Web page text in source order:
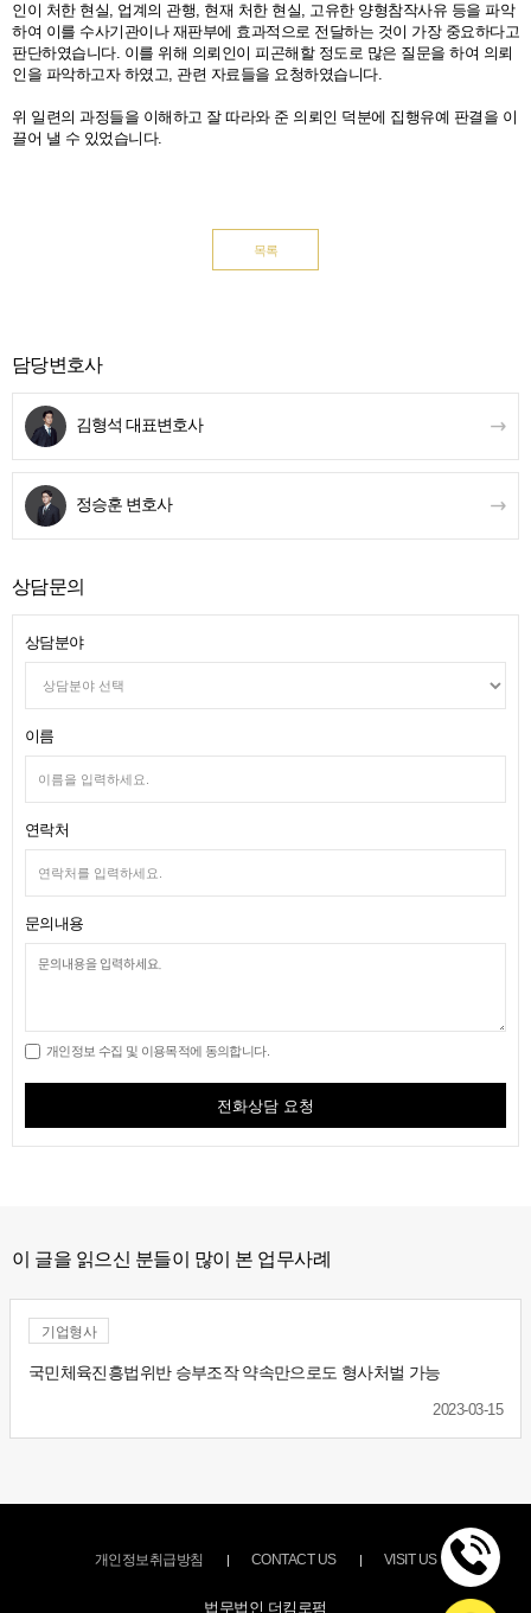
인이 처한 현실, 업계의 관행, 현재 처한 현실, 고유한 양형참작사유 등을 파악
하여 이를 수사기관이나 재판부에 효과적으로 전달하는 것이 가장 중요하다고
판단하였습니다. 이를 위해 의뢰인이 피곤해할 정도로 많은 질문을 하여 의뢰
인을 파악하고자 하였고, 관련 자료들을 요청하였습니다.
위 일련의 과정들을 이해하고 잘 따라와 준 의뢰인 덕분에 집행유예 판결을 이
끌어 낼 수 있었습니다.
목록
담당변호사
김형석 대표변호사
정승훈 변호사
상담문의
상담분야
이름
연락처
문의내용
개인정보 수집 및 이용목적에 동의합니다.
전화상담 요청
이 글을 읽으신 분들이 많이 본 업무사례
기업형사
국민체육진흥법위반 승부조작 약속만으로도 형사처벌 가능
2023-03-15
개인정보취급방침 CONTACT US VISIT US
법무법인 더킴로펌